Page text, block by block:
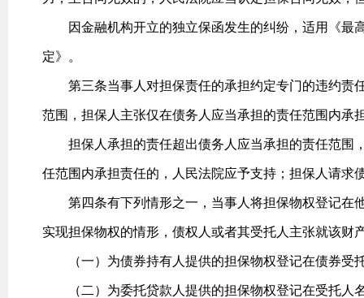
因金融机构开立的独立保函发生的纠纷，适用《最
定》。
第三条当事人对担保责任的承担约定专门的违约责
范围，担保人主张仅在债务人应当承担的责任范围内承
担保人承担的责任超出债务人应当承担的责任范围
任范围内承担责任的，人民法院应予支持；担保人请求
第四条有下列情形之一，当事人将担保物权登记在
实现担保物权的情形，债权人或者其受托人主张就该财
（一）为债券持有人提供的担保物权登记在债券受
（二）为委托贷款人提供的担保物权登记在受托人